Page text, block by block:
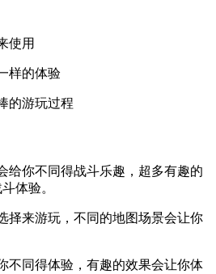
使用
样的体验
的游玩过程
给你不同得战斗乐趣，超多有趣的
体验。
择来游玩，不同的地图场景会让你
不同得体验，有趣的效果会让你体